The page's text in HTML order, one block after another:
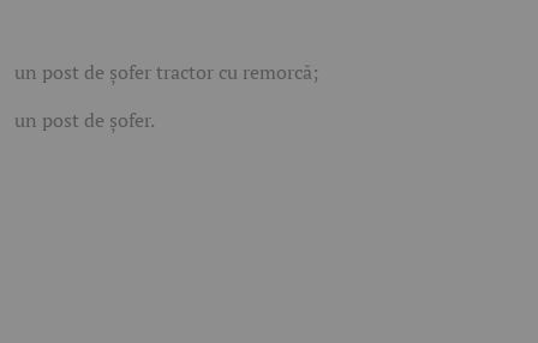
un post de șofer tractor cu remorcă;
un post de șofer.